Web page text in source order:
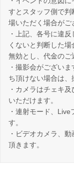
すとスタッフ側で
場いただく場合がご
・上記、各号に違
くないと判断した
無効とし、代金のご
・撮影会がござい
ち頂けない場合は、
・カメラはチェキ
いただけます。
・連射モード、
す。
・ビデオカメラ、
頂きます。